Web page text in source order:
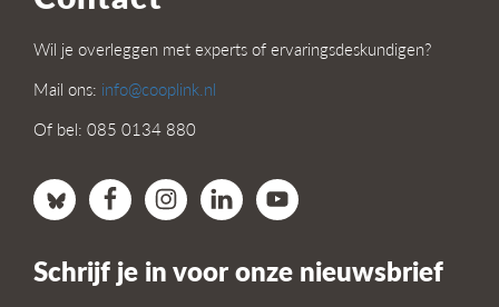
Wil je overleggen met experts of ervaringsdeskundigen?
Mail ons: info@cooplink.nl
Of bel: 085 0134 880
Schrijf je in voor onze nieuwsbrief